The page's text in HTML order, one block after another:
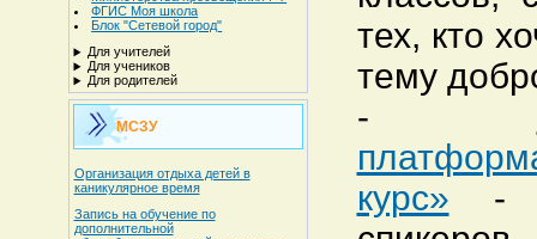
ФГИС Моя школа
Блок "Сетевой город"
Для учителей
Для учеников
Для родителей
МСЗУ
Организация отдыха детей в
каникулярное время
Запись на обучение по
дополнительной
тех, кто
тему
-
курс» -